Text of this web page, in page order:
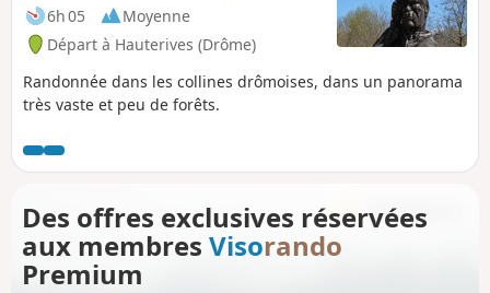
6h 05
Moyenne
Départ à Hauterives (Drôme)
Randonnée dans les collines drômoises, dans un panorama
très vaste et peu de forêts.
Des offres exclusives réservées
aux membres Visorando
Premium